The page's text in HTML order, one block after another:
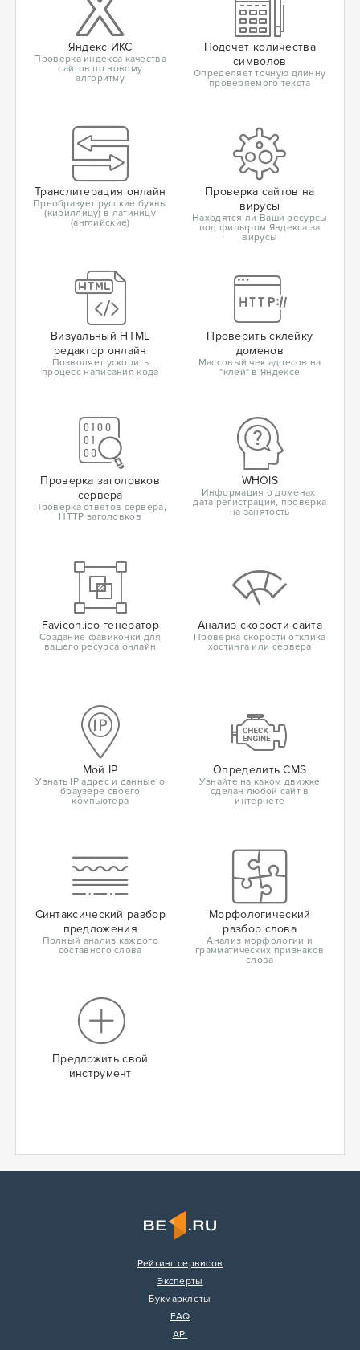
Яндекс ИКС
Проверка индекса качества
сайтов по новому
алгоритму
Подсчет количества
символов
Определяет точную длинну
проверяемого текста
Транслитерация онлайн
Преобразует русские буквы
(кириллицу) в латиницу
(английские)
Проверка сайтов на
вирусы
Находятся ли Ваши ресурсы
под фильтром Яндекса за
вирусы
Визуальный HTML
редактор онлайн
Позволяет ускорить
процесс написания кода
Проверить склейку
доменов
Массовый чек адресов на
"клей" в Яндексе
Проверка заголовков
сервера
Проверка ответов сервера,
HTTP заголовков
WHOIS
Информация о доменах:
дата регистрации, проверка
на занятость
Favicon.ico генератор
Создание фавиконки для
вашего ресурса онлайн
Анализ скорости сайта
Проверка скорости отклика
хостинга или сервера
Мой IP
Узнать IP адрес и данные о
браузере своего
компьютера
Определить CMS
Узнайте на каком движке
сделан любой сайт в
интернете
Синтаксический разбор
предложения
Полный анализ каждого
составного слова
Морфологический
разбор слова
Анализ морфологии и
грамматических признаков
слова
Предложить свой
инструмент
Рейтинг сервисов
Эксперты
Букмарклеты
FAQ
API